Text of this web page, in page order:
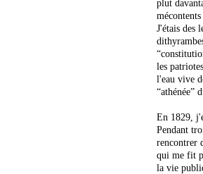
plut
J'étais des
les
l'eau vive
“athénée”
En 1829,
Pendant
rencontrer
qui me fit
la vie